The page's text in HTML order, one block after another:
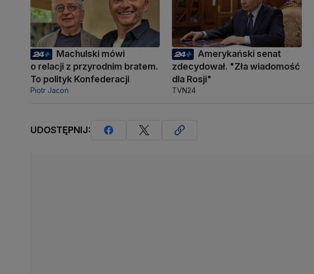
Machulski mówi
o relacji z przyrodnim bratem.
To polityk Konfederacji
Piotr Jacoń
Amerykański senat
zdecydował. "Zła wiadomość
dla Rosji"
TVN24
UDOSTĘPNIJ: